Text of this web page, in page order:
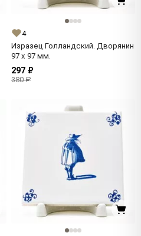
4
Изразец Голландский. Дворянин
97 x 97 мм.
297 ₽
380 ₽